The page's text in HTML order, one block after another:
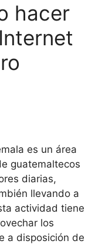
hacer
es un área
guatemaltecos
diarias,
llevando a
actividad tiene
los
a disposición de